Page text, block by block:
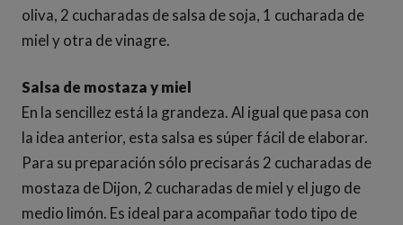
oliva, 2 cucharadas de salsa de soja, 1 cucharada de
miel y otra de vinagre.
Salsa de mostaza y miel
En la sencillez está la grandeza. Al igual que pasa con
la idea anterior, esta salsa es súper fácil de elaborar.
Para su preparación sólo precisarás 2 cucharadas de
mostaza de Dijon, 2 cucharadas de miel y el jugo de
medio limón. Es ideal para acompañar todo tipo de